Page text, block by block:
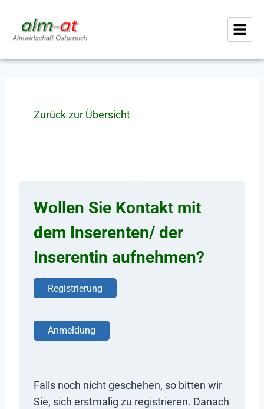
Zurück zur Übersicht
Wollen Sie Kontakt mit
dem Inserenten/ der
Inserentin aufnehmen?
Registrierung
Anmeldung
Falls noch nicht geschehen, so bitten wir
Sie, sich erstmalig zu registrieren. Danach